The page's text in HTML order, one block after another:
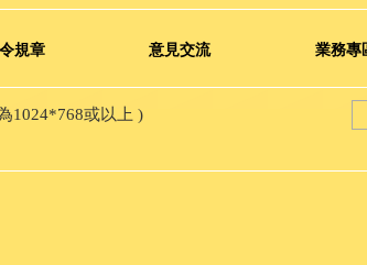
規章 意見交流 業務專
1024*768或以上 )